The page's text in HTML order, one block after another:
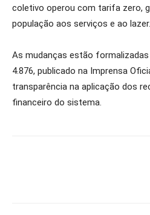
coletivo operou com tarifa zero,
população aos serviços e ao lazer.
As mudanças estão formalizadas
4.876, publicado na Imprensa
transparência na aplicação dos
financeiro do sistema.